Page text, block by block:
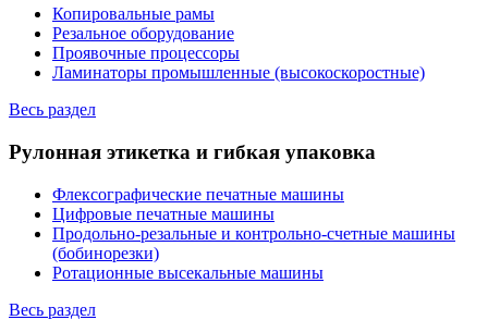
Копировальные рамы
Резальное оборудование
Проявочные процессоры
Ламинаторы промышленные (высокоскоростные)
Весь раздел
Рулонная этикетка и гибкая упаковка
Флексографические печатные машины
Цифровые печатные машины
Продольно-резальные и контрольно-счетные машины
(бобинорезки)
Ротационные высекальные машины
Весь раздел